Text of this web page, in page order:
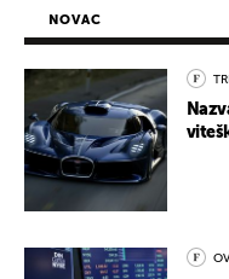
NOVAC